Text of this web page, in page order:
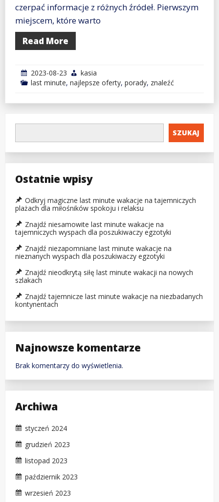
czerpać informacje z różnych źródeł. Pierwszym
miejscem, które warto
Read More
2023-08-23
kasia
last minute, najlepsze oferty, porady, znaleźć
SZUKAJ
Ostatnie wpisy
Odkryj magiczne last minute wakacje na tajemniczych
plażach dla miłośników spokoju i relaksu
Znajdź niesamowite last minute wakacje na
tajemniczych wyspach dla poszukiwaczy egzotyki
Znajdź niezapomniane last minute wakacje na
nieznanych wyspach dla poszukiwaczy egzotyki
Znajdź nieodkrytą siłę last minute wakacji na nowych
szlakach
Znajdź tajemnicze last minute wakacje na niezbadanych
kontynentach
Najnowsze komentarze
Brak komentarzy do wyświetlenia.
Archiwa
styczeń 2024
grudzień 2023
listopad 2023
październik 2023
wrzesień 2023